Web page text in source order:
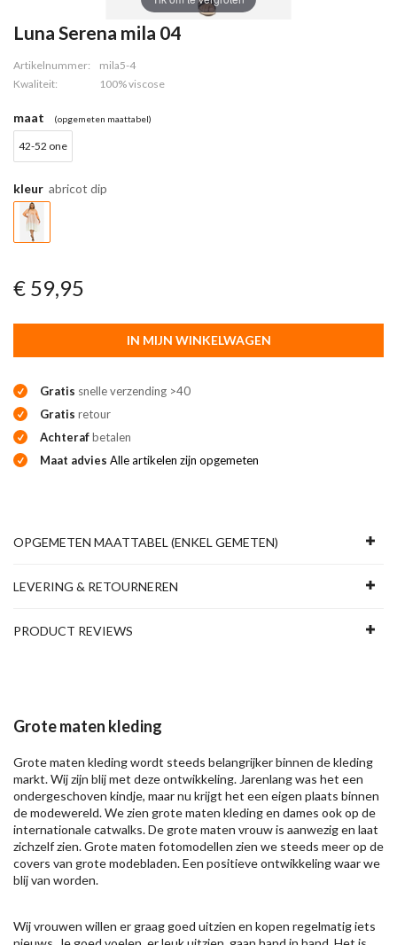
Luna Serena mila 04
Artikelnummer:
mila5-4
Kwaliteit:
100% viscose
maat (opgemeten maattabel)
42-52 one
kleur abricot dip
€ 59,95
IN MIJN WINKELWAGEN
Gratis snelle verzending >40
Gratis retour
Achterafbetalen
Maat advies Alle artikelen zijn opgemeten
OPGEMETEN MAATTABEL (ENKEL GEMETEN)
LEVERING & RETOURNEREN
PRODUCT REVIEWS
Grote maten kleding
Grote maten kleding wordt steeds belangrijker binnen de kleding
markt. Wij zijn blij met deze ontwikkeling. Jarenlang was het een
ondergeschoven kindje, maar nu krijgt het een eigen plaats binnen
de modewereld. We zien grote maten kleding en dames ook op de
internationale catwalks. De grote maten vrouw is aanwezig en laat
zichzelf zien. Grote maten fotomodellen zien we steeds meer op de
covers van grote modebladen. Een positieve ontwikkeling waar we
blij van worden.
Wij vrouwen willen er graag goed uitzien en kopen regelmatig iets